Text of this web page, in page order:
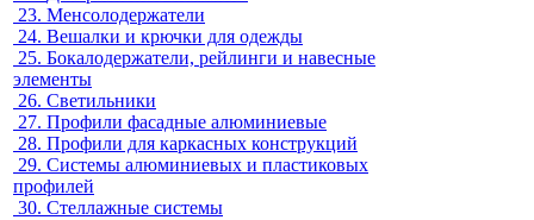
23. Менсолодержатели
24. Вешалки и крючки для одежды
25. Бокалодержатели, рейлинги и навесные
элементы
26. Светильники
27. Профили фасадные алюминиевые
28. Профили для каркасных конструкций
29. Системы алюминиевых и пластиковых
профилей
30. Стеллажные системы